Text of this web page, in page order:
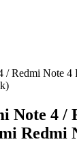
/ Redmi Note 4
Note 4 /
Redmi